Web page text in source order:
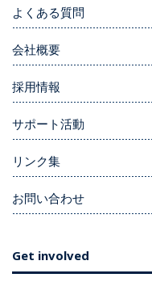
よくある質問
会社概要
採用情報
サポート活動
リンク集
お問い合わせ
Get involved